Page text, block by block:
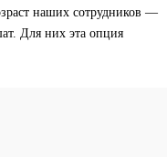
наших сотрудников —
Для них эта опция